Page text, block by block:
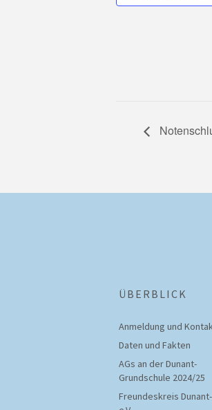
ÜBERBLICK
Anmeldung und
Daten und Fakten
AGs an der Dunant-
Grundschule 2024/25
Freundeskreis